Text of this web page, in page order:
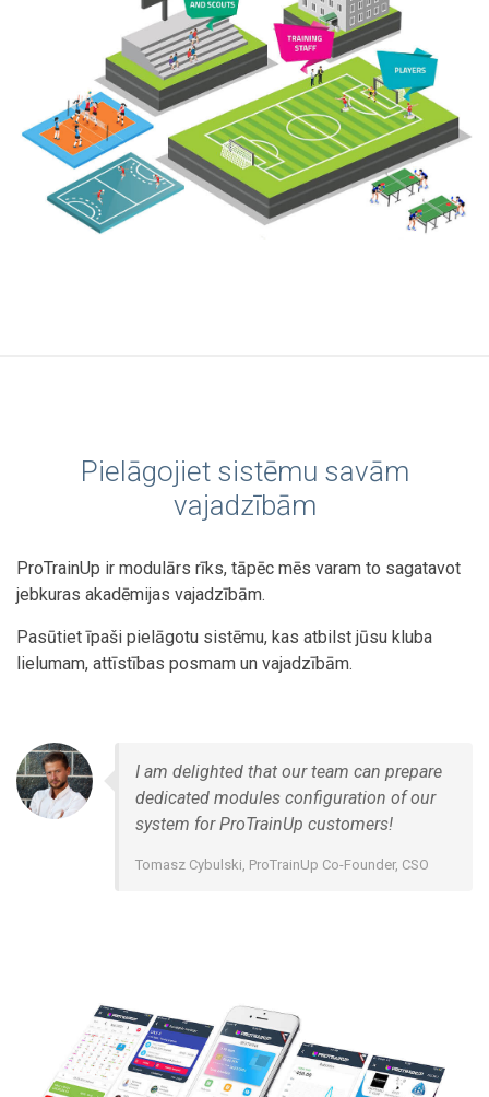
Pielāgojiet sistēmu savām
vajadzībām
ProTrainUp ir modulārs rīks, tāpēc mēs varam to sagatavot
jebkuras akadēmijas vajadzībām.
Pasūtiet īpaši pielāgotu sistēmu, kas atbilst jūsu kluba
lielumam, attīstības posmam un vajadzībām.
I am delighted that our team can prepare
dedicated modules configuration of our
system for ProTrainUp customers!
Tomasz Cybulski, ProTrainUp Co-Founder, CSO